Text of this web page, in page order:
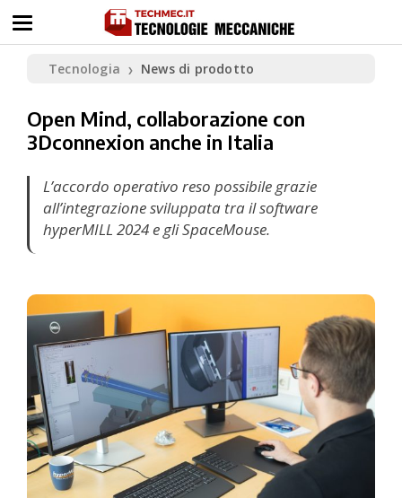
Tecnologia ❯ News di prodotto
Open Mind, collaborazione con
3Dconnexion anche in Italia
L’accordo operativo reso possibile grazie
all’integrazione sviluppata tra il software
hyperMILL 2024 e gli SpaceMouse.